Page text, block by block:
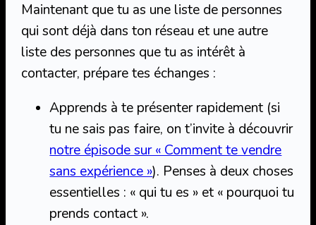
Maintenant que tu as une liste de personnes
qui sont déjà dans ton réseau et une autre
liste des personnes que tu as intérêt à
contacter, prépare tes échanges :
Apprends à te présenter rapidement (si
tu ne sais pas faire, on t’invite à découvrir
notre épisode sur « Comment te vendre
sans expérience »). Penses à deux choses
essentielles : « qui tu es » et « pourquoi tu
prends contact ».